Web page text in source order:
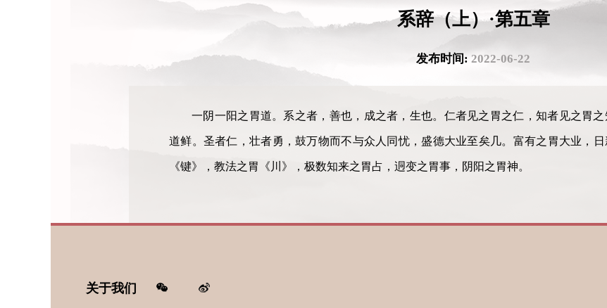
系辞（上）·第五章
发布时间: 2022-06-22
一阴一阳之胃道。系之者，善也，成之者，生也。仁者见之胃之仁，知者见之胃
道鲜。圣者仁，壮者勇，鼓万物而不与众人同忧，盛德大业至矣几。富有之胃大业，
《键》，教法之胃《川》，极数知来之胃占，迵变之胃事，阴阳之胃神。
关于我们